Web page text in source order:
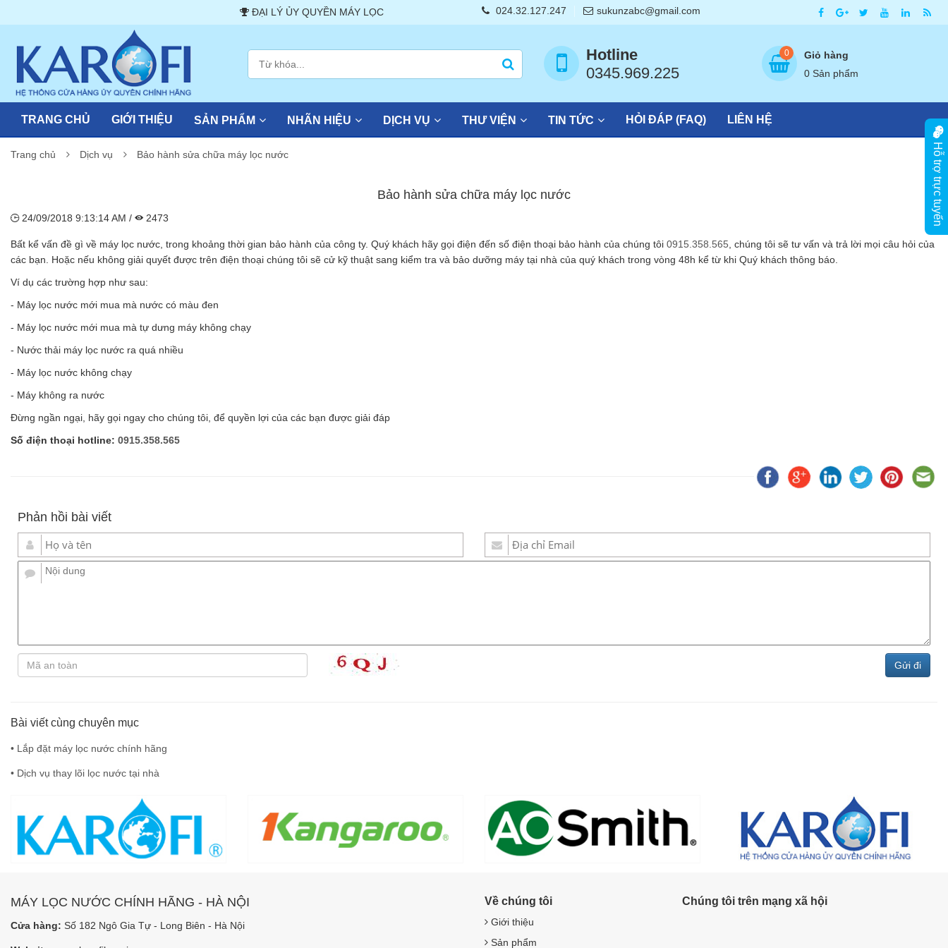
ĐẠI LÝ ỦY QUYỀN MÁY LỌC NƯỚC - Karofi - Kangaroo - AO Smith chính hãng giá tốt nhất thị trường Hà Nội
024.32.127.247 sukunzabc@gmail.com
Hotline
0345.969.225
0
Giỏ hàng
0 Sản phẩm
TRANG CHỦ GIỚI THIỆU SẢN PHẨM NHÃN HIỆU DỊCH VỤ THƯ VIỆN TIN TỨC HỎI ĐÁP (FAQ) LIÊN HỆ
Trang chủ Dịch vụ Bảo hành sửa chữa máy lọc nước
Bảo hành sửa chữa máy lọc nước
24/09/2018 9:13:14 AM / 2473
Bất kể vấn đề gì về máy lọc nước, trong khoảng thời gian bảo hành của công ty. Quý khách hãy gọi điện đến số điện thoại bảo hành của chúng tôi 0915.358.565 , chúng tôi sẽ tư vấn và trả lời mọi câu hỏi của
các bạn. Hoặc nếu không giải quyết được trên điện thoại chúng tôi sẽ cử kỹ thuật sang kiểm tra và bảo dưỡng máy tại nhà của quý khách trong vòng 48h kể từ khi Quý khách thông báo.
Ví dụ các trường hợp như sau:
- Máy lọc nước mới mua mà nước có màu đen
- Máy lọc nước mới mua mà tự dưng máy không chạy
- Nước thải máy lọc nước ra quá nhiều
- Máy lọc nước không chạy
- Máy không ra nước
Đừng ngần ngại, hãy gọi ngay cho chúng tôi, để quyền lợi của các bạn được giải đáp
Số điện thoại hotline: 0915.358.565
Phản hồi bài viết
Bài viết cùng chuyên mục
• Lắp đặt máy lọc nước chính hãng
• Dịch vụ thay lõi lọc nước tại nhà
MÁY LỌC NƯỚC CHÍNH HÃNG - HÀ NỘI
Cửa hàng: Số 182 Ngô Gia Tự - Long Biên - Hà Nội
Về chúng tôi
Giới thiệu
Sản phẩm
Chúng tôi trên mạng xã hội
Hỗ trợ trực tuyến